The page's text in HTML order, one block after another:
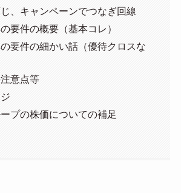
、キャンペーンでつなぎ回線
要件の概要（基本コレ）
要件の細かい話（優待クロスな
意点等
プの株価についての補足